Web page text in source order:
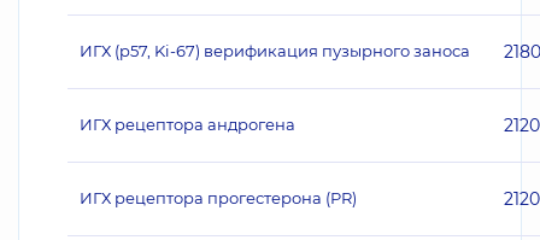
ИГХ (p57, Ki-67) верификация пузырного заноса 2180
ИГХ рецептора андрогена 2120
ИГХ рецептора прогестерона (PR) 2120